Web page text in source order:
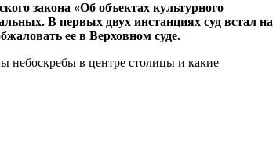
закона «Об объектах культурного
В первых двух инстанциях суд встал на
ее в Верховном суде.
небоскребы в центре столицы и какие